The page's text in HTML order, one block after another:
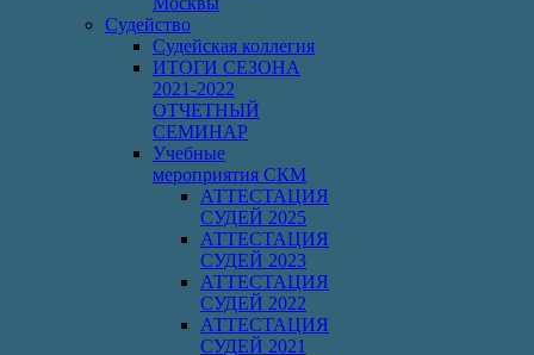
Судейство
Cудейская коллегия
ИТОГИ СЕЗОНА
2021-2022
ОТЧЕТНЫЙ
СЕМИНАР
Учебные
мероприятия СКМ
АТТЕСТАЦИЯ
СУДЕЙ 2025
АТТЕСТАЦИЯ
СУДЕЙ 2023
АТТЕСТАЦИЯ
СУДЕЙ 2022
АТТЕСТАЦИЯ
СУДЕЙ 2021